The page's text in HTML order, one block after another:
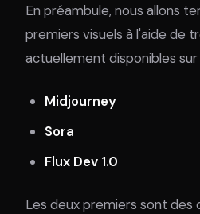
En préambule, nous allons
premiers visuels à l'aide de
actuellement disponibles sur
Midjourney
Sora
Flux Dev 1.0
Les deux premiers sont des